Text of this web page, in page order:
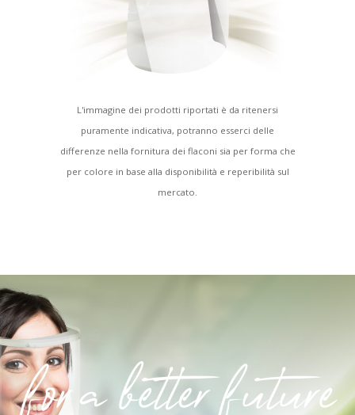
L'immagine dei prodotti riportati è da ritenersi
puramente indicativa, potranno esserci delle
differenze nella fornitura dei flaconi sia per forma che
per colore in base alla disponibilità e reperibilità sul
mercato.